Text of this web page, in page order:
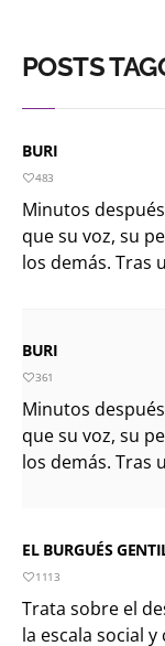
POSTS
BURI
483
Minutos
que su voz, su
los demás. Tras
BURI
361
Minutos
que su voz, su
los demás. Tras
EL BURGUÉS
1113
Trata sobre el
la escala social